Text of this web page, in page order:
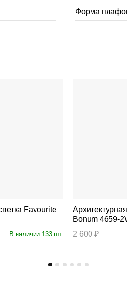
Форма
В наличии 133 шт.
Архитектурная
Bonum 4659-
2 600 ₽